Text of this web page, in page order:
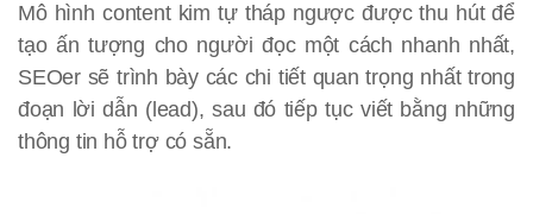
Mô hình content kim tự tháp ngược được thu hút để
tạo ấn tượng cho người đọc một cách nhanh nhất,
SEOer sẽ trình bày các chi tiết quan trọng nhất trong
đoạn lời dẫn (lead), sau đó tiếp tục viết bằng những
thông tin hỗ trợ có sẵn.